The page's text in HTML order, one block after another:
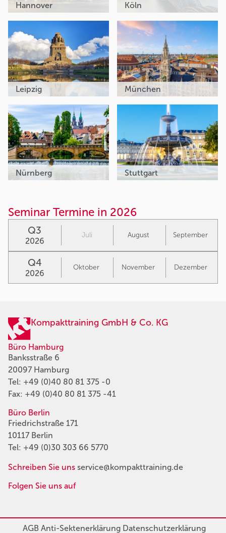
Hannover Köln
Leipzig München
Nürnberg Stuttgart
Seminar Termine in 2026
Q3
2026
Juli August September
Q4
2026
Oktober November Dezember
Kompakttraining GmbH & Co. KG
Büro Hamburg
Banksstraße 6
20097 Hamburg
Tel: +49 (0)40 80 81 375 -0
Fax: +49 (0)40 80 81 375 -41
Büro Berlin
Friedrichstraße 171
10117 Berlin
Tel: +49 (0)30 303 66 5770
Schreiben Sie uns service@kompakttraining.de
Folgen Sie uns auf
AGBAnti-SektenerklärungDatenschutzerklärung